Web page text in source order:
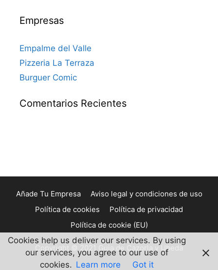
Empresas
Empalme del Valle
Pizzeria La Terraza
Burguer Comic
Comentarios Recientes
Añade Tu Empresa
Aviso legal y condiciones de uso
Política de cookies
Política de privacidad
Política de cookie (EU)
Copyright © 2021 Guia de Cazorla y Ubeda
Cookies help us deliver our services. By using
our services, you agree to our use of
cookies. Learn more Got it